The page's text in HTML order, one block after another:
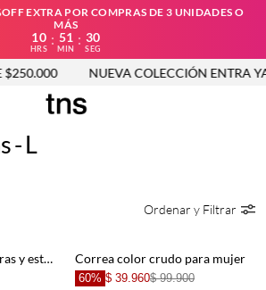
EXTRA POR COMPRAS DE 3 UNIDADES O
MÁS
10
HRS
: 51
MIN
: 29
SEG
NUEVA COLECCIÓN ENTRA YA
- L
Ordenar y Filtrar
Abrigo con ajuste de tiras y estampado para mujer Correa color crudo para mujer
60% $ 39.960$ 99.900